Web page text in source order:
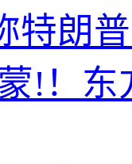
特朗
!！东